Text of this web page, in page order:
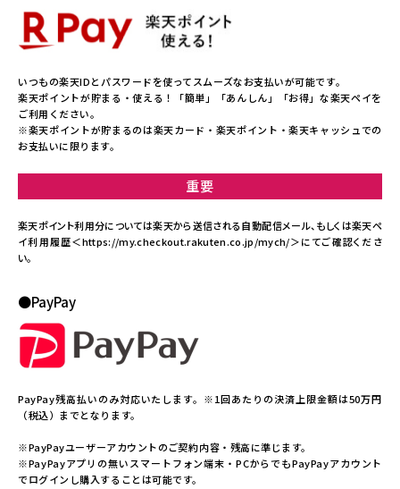
いつもの楽天IDとパスワードを使ってスムーズなお支払いが可能です。
楽天ポイントが貯まる・使える！「簡単」「あんしん」「お得」な楽天ペイを
ご利用ください。
※楽天ポイントが貯まるのは楽天カード・楽天ポイント・楽天キャッシュでの
お支払いに限ります。
重要
楽天ポイント利用分については楽天から送信される自動配信メール、もしくは楽天ペ
イ利用履歴＜https://my.checkout.rakuten.co.jp/mych/＞にてご確認くださ
い。
●PayPay
PayPay残高払いのみ対応いたします。※1回あたりの決済上限金額は50万円
（税込）までとなります。
※PayPayユーザーアカウントのご契約内容・残高に準じます。
※PayPayアプリの無いスマートフォン端末・PCからでもPayPayアカウント
でログインし購入することは可能です。